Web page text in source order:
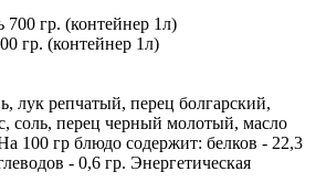
гр. (контейнер 1л)
лук репчатый, перец болгарский,
соль, перец черный молотый, масло
100 гр блюдо содержит: белков - 22,3
- 0,6 гр. Энергетическая